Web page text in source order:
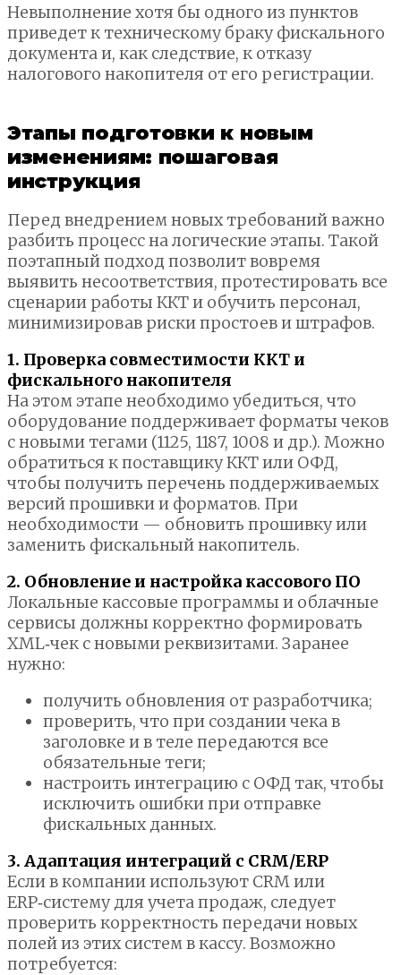
Невыполнение хотя бы одного из пунктов
приведет к техническому браку фискального
документа и, как следствие, к отказу
налогового накопителя от его регистрации.
Этапы подготовки к новым
изменениям: пошаговая
инструкция
Перед внедрением новых требований важно
разбить процесс на логические этапы. Такой
поэтапный подход позволит вовремя
выявить несоответствия, протестировать все
сценарии работы ККТ и обучить персонал,
минимизировав риски простоев и штрафов.
1. Проверка совместимости ККТ и
фискального накопителя
На этом этапе необходимо убедиться, что
оборудование поддерживает форматы чеков
с новыми тегами (1125, 1187, 1008 и др.). Можно
обратиться к поставщику ККТ или ОФД,
чтобы получить перечень поддерживаемых
версий прошивки и форматов. При
необходимости — обновить прошивку или
заменить фискальный накопитель.
2. Обновление и настройка кассового ПО
Локальные кассовые программы и облачные
сервисы должны корректно формировать
XML‑чек с новыми реквизитами. Заранее
нужно:
получить обновления от разработчика;
проверить, что при создании чека в
заголовке и в теле передаются все
обязательные теги;
настроить интеграцию с ОФД так, чтобы
исключить ошибки при отправке
фискальных данных.
3. Адаптация интеграций с CRM/ERP
Если в компании используют CRM или
ERP‑систему для учета продаж, следует
проверить корректность передачи новых
полей из этих систем в кассу. Возможно
потребуется: